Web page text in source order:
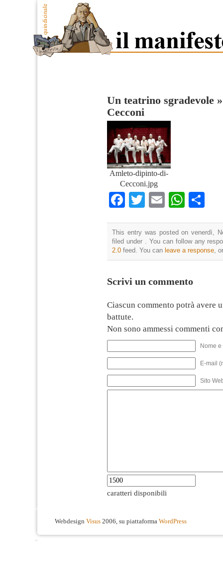
Un teatrino sgradevole
Cecconi
Amleto-dipinto-di-
Cecconi.jpg
Facebook
TwitterEmail
This entry was posted on venerdì,
filed under . You can follow any
2.0 feed. You can leave a response,
Scrivi un commento
Ciascun commento potrà avere
battute.
Non sono ammessi commenti
Nome
E-mail
Sito
caratteri disponibili
Webdesign Visus 2006, su piattaforma WordPress